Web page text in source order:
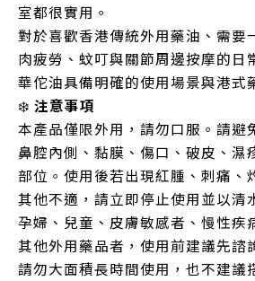
室都很實用。
對於喜歡香港傳統外用藥油、需要
肉疲勞、蚊叮與關節周邊按摩的日
華佗油具備明確的使用場景與港式
❄️ 注意事項
本產品僅限外用，請勿口服。請避
鼻腔內側、黏膜、傷口、破皮、濕
部位。使用後若出現紅腫、刺痛、
其他不適，請立即停止使用並以清
孕婦、兒童、皮膚敏感者、慢性疾
其他外用藥品者，使用前建議先諮
請勿大面積長時間使用，也不建議